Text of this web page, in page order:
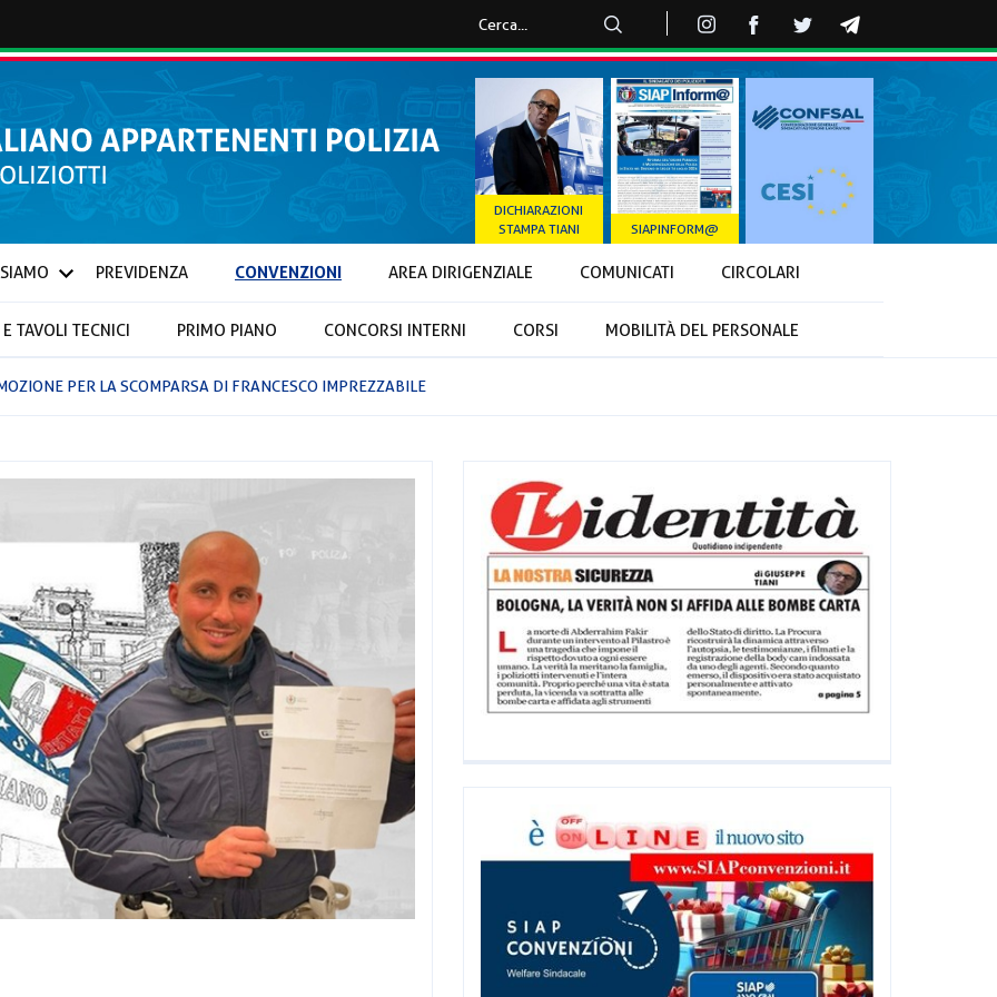
DICHIARAZIONI
STAMPA TIANI
SIAPINFORM@
TAVOLI TECNICI PRIMO PIANO CONCORSI INTERNI CORSI MOBILITÀ DEL PERSONALE
E PROVINCIALI
PREVIDENZA CONVENZIONI AREA DIRIGENZIALE COMUNICATI CIRCOLARI
PER LA SCOMPARSA DI FRANCESCO IMPREZZABILE